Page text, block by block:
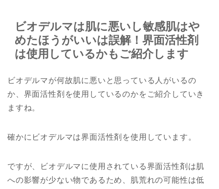
ビオデルマは肌に悪いし敏感肌はや
めたほうがいいは誤解！界面活性剤
は使用しているかもご紹介します
ビオデルマが何故肌に悪いと思っている人がいるの
か、界面活性剤を使用しているのかをご紹介していき
ますね。
確かにビオデルマは界面活性剤を使用しています。
ですが、ビオデルマに使用されている界面活性剤は肌
への影響が少ない物であるため、肌荒れの可能性は低